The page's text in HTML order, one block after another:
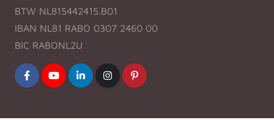
BTW NL815442415.B01
IBAN NL81 RABO 0307 2460 00
BIC RABONL2U